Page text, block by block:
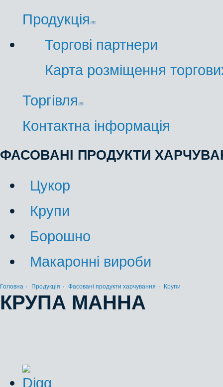
Продукція
Торгові партнери
Карта розміщення
Торгівля
Контактна інформація
ФАСОВАНІ ПРОДУКТИ
Цукор
Крупи
Борошно
Макаронні вироби
Головна Продукція Фасовані продукти харчування Крупи
КРУПА МАННА